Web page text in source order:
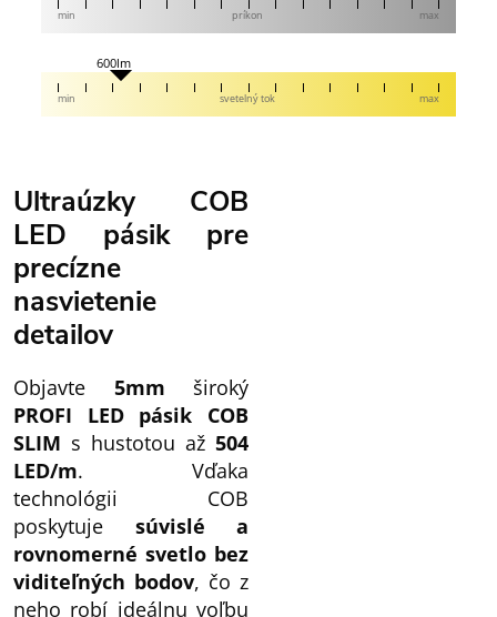
min príkon max
600lm
min svetelný tok max
Ultraúzky COB
LED pásik pre
precízne
nasvietenie
detailov
Objavte 5mm široký
PROFI LED pásik COB
SLIM s hustotou až 504
LED/m. Vďaka
technológii COB
poskytuje súvislé a
rovnomerné svetlo bez
viditeľných bodov, čo z
neho robí ideálnu voľbu